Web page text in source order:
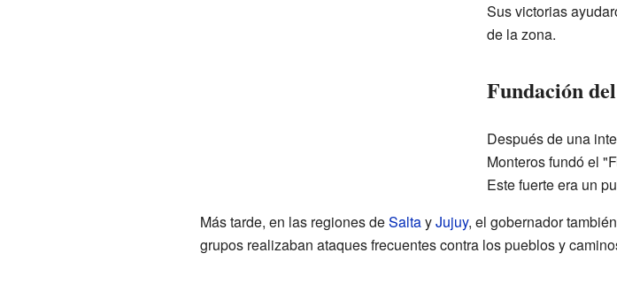
Sus victorias
de la zona.
Fundación
Después de una
Monteros fundó el
Este fuerte era un
Más tarde, en las regiones deSaltayJujuy, el gobernador
grupos realizaban ataques frecuentes contra los pueblos y